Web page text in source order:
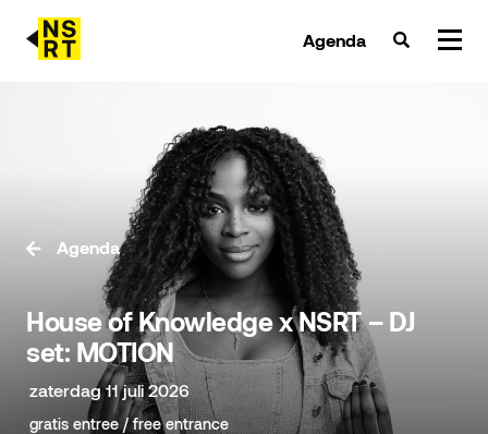
Agenda
agenda & tickets
team
over NSRT
partners
House of Knowledge x NSRT – DJ
set: MOTION
zaterdag 11 juli 2026
gratis entree / free entrance
Agenda